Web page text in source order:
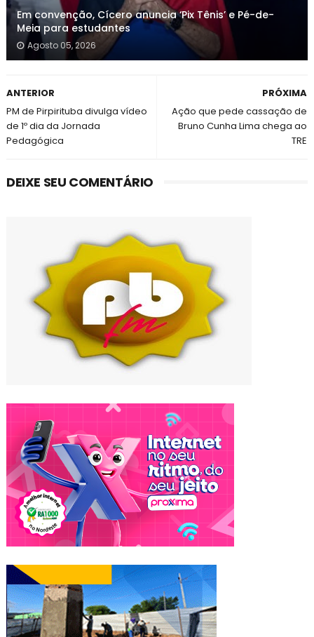
Em convenção, Cícero anuncia ‘Pix Tênis’ e Pé-de-
Meia para estudantes
Agosto 05, 2026
PRÓXIMA
Ação que pede cassação de
Bruno Cunha Lima chega ao
TRE
ANTERIOR
PM de Pirpirituba divulga vídeo
de 1º dia da Jornada
Pedagógica
DEIXE SEU COMENTÁRIO